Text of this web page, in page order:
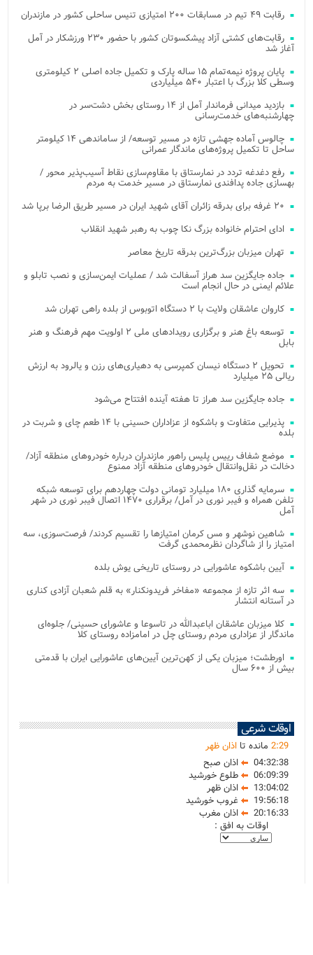
رقابت ۴۹ تیم در مسابقات ۲۰۰ امتیازی تنیس ساحلی کشور در مازندران
رقابت‌های کشتی آزاد پیشکسوتان کشور با حضور ۲۳۰ ورزشکار در آمل
آغاز شد
پایان پروژه نیمه‌تمام ۱۵ ساله پارک و تکمیل جاده اصلی ۲ کیلومتری
وسطی کلا بزرگ با اعتبار ۵۴۰ میلیاردی
بازدید میدانی فرماندار آمل از ۱۴ روستای بخش دشت‌سر در
چهارشنبه‌های خدمت‌رسانی
چالوس آماده جهشی تازه در مسیر توسعه/ از ساماندهی ۱۴ کیلومتر
ساحل تا تکمیل پروژه‌های ماندگار عمرانی
رفع دغدغه تردد در نمارستاق با مقاوم‌سازی نقاط آسیب‌پذیر محور /
بهسازی جاده پدافندی نمارستاق در مسیر خدمت به مردم
۲۰ غرفه برای بدرقه زائران آقای شهید ایران در مسیر طریق الرضا برپا شد
ادای احترام خانواده بزرگ نکا چوب به رهبر شهید انقلاب
تهران میزبان بزرگ‌ترین بدرقه تاریخ معاصر
جاده جایگزین سد هراز آسفالت شد / عملیات ایمن‌سازی و نصب تابلو و
علائم ایمنی در حال انجام است
کاروان عاشقان ولایت با ۲ دستگاه اتوبوس از بلده راهی تهران شد
توسعه باغ هنر و برگزاری رویدادهای ملی ۲ اولویت مهم فرهنگ و هنر
بابل
تحویل ۲ دستگاه نیسان کمپرسی به دهیاری‌های رزن و یالرود به ارزش
ریالی ۲۵ میلیارد
جاده جایگزین سد هراز تا هفته آینده افتتاح می‌شود
پذیرایی متفاوت و باشکوه از عزاداران حسینی با ۱۴ طعم چای و شربت در
بلده
موضع شفاف رییس پلیس راهور مازندران درباره خودروهای منطقه آزاد/
دخالت در نقل‌وانتقال خودروهای منطقه آزاد ممنوع
سرمایه گذاری ۱۸۰ میلیارد تومانی دولت چهاردهم برای توسعه شبکه
تلفن همراه و فیبر نوری در آمل/ برقراری ۱۴۷۰ اتصال فیبر نوری در شهر
آمل
شاهین نوشهر و مس کرمان امتیازها را تقسیم کردند/ فرصت‌سوزی، سه
امتیاز را از شاگردان نظرمحمدی گرفت
آیین باشکوه عاشورایی در روستای تاریخی یوش بلده
سه اثر تازه از مجموعه «مفاخر فریدونکنار» به قلم شعبان آزادی کناری
در آستانه انتشار
کلا میزبان عاشقان اباعبدالله در تاسوعا و عاشورای حسینی/ جلوه‌ای
ماندگار از عزاداری مردم روستای چل در امامزاده روستای کلا
اورطشت؛ میزبان یکی از کهن‌ترین آیین‌های عاشورایی ایران با قدمتی
بیش از ۶۰۰ سال
اوقات شرعی
2:29 مانده تااذان ظهر
04:32:38
اذان صبح
06:09:39
طلوع خورشید
13:04:02
اذان ظهر
19:56:18
غروب خورشید
20:16:33
اذان مغرب
اوقات به افق :